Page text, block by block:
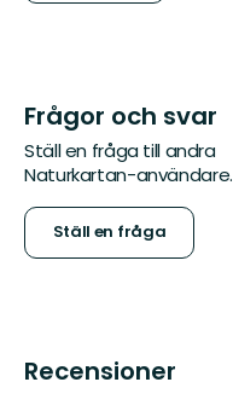
Frågor och svar
Ställ en fråga till andra
Naturkartan-användare.
Ställ en fråga
Recensioner